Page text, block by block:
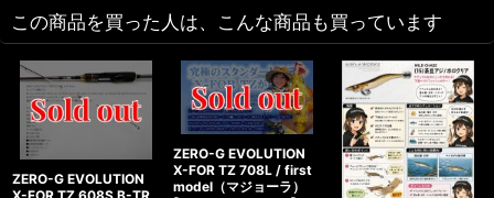
この商品を買った人は、こんな商品も買っています
ZERO-G EVOLUTION
ZERO-G EVOLUTION
X-FOR TZ 708L / first
model（マジョーラ）